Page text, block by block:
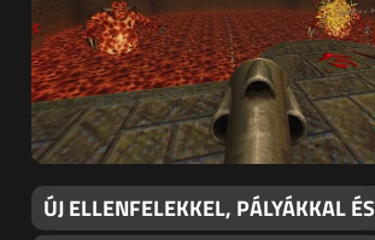
ÚJ ELLENFELEKKEL, PÁLYÁKKAL ÉS